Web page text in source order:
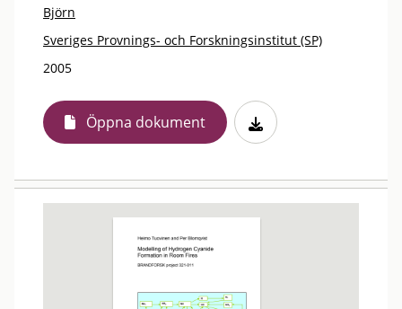
Björn
Sveriges Provnings- och Forskningsinstitut (SP)
2005
Öppna dokument